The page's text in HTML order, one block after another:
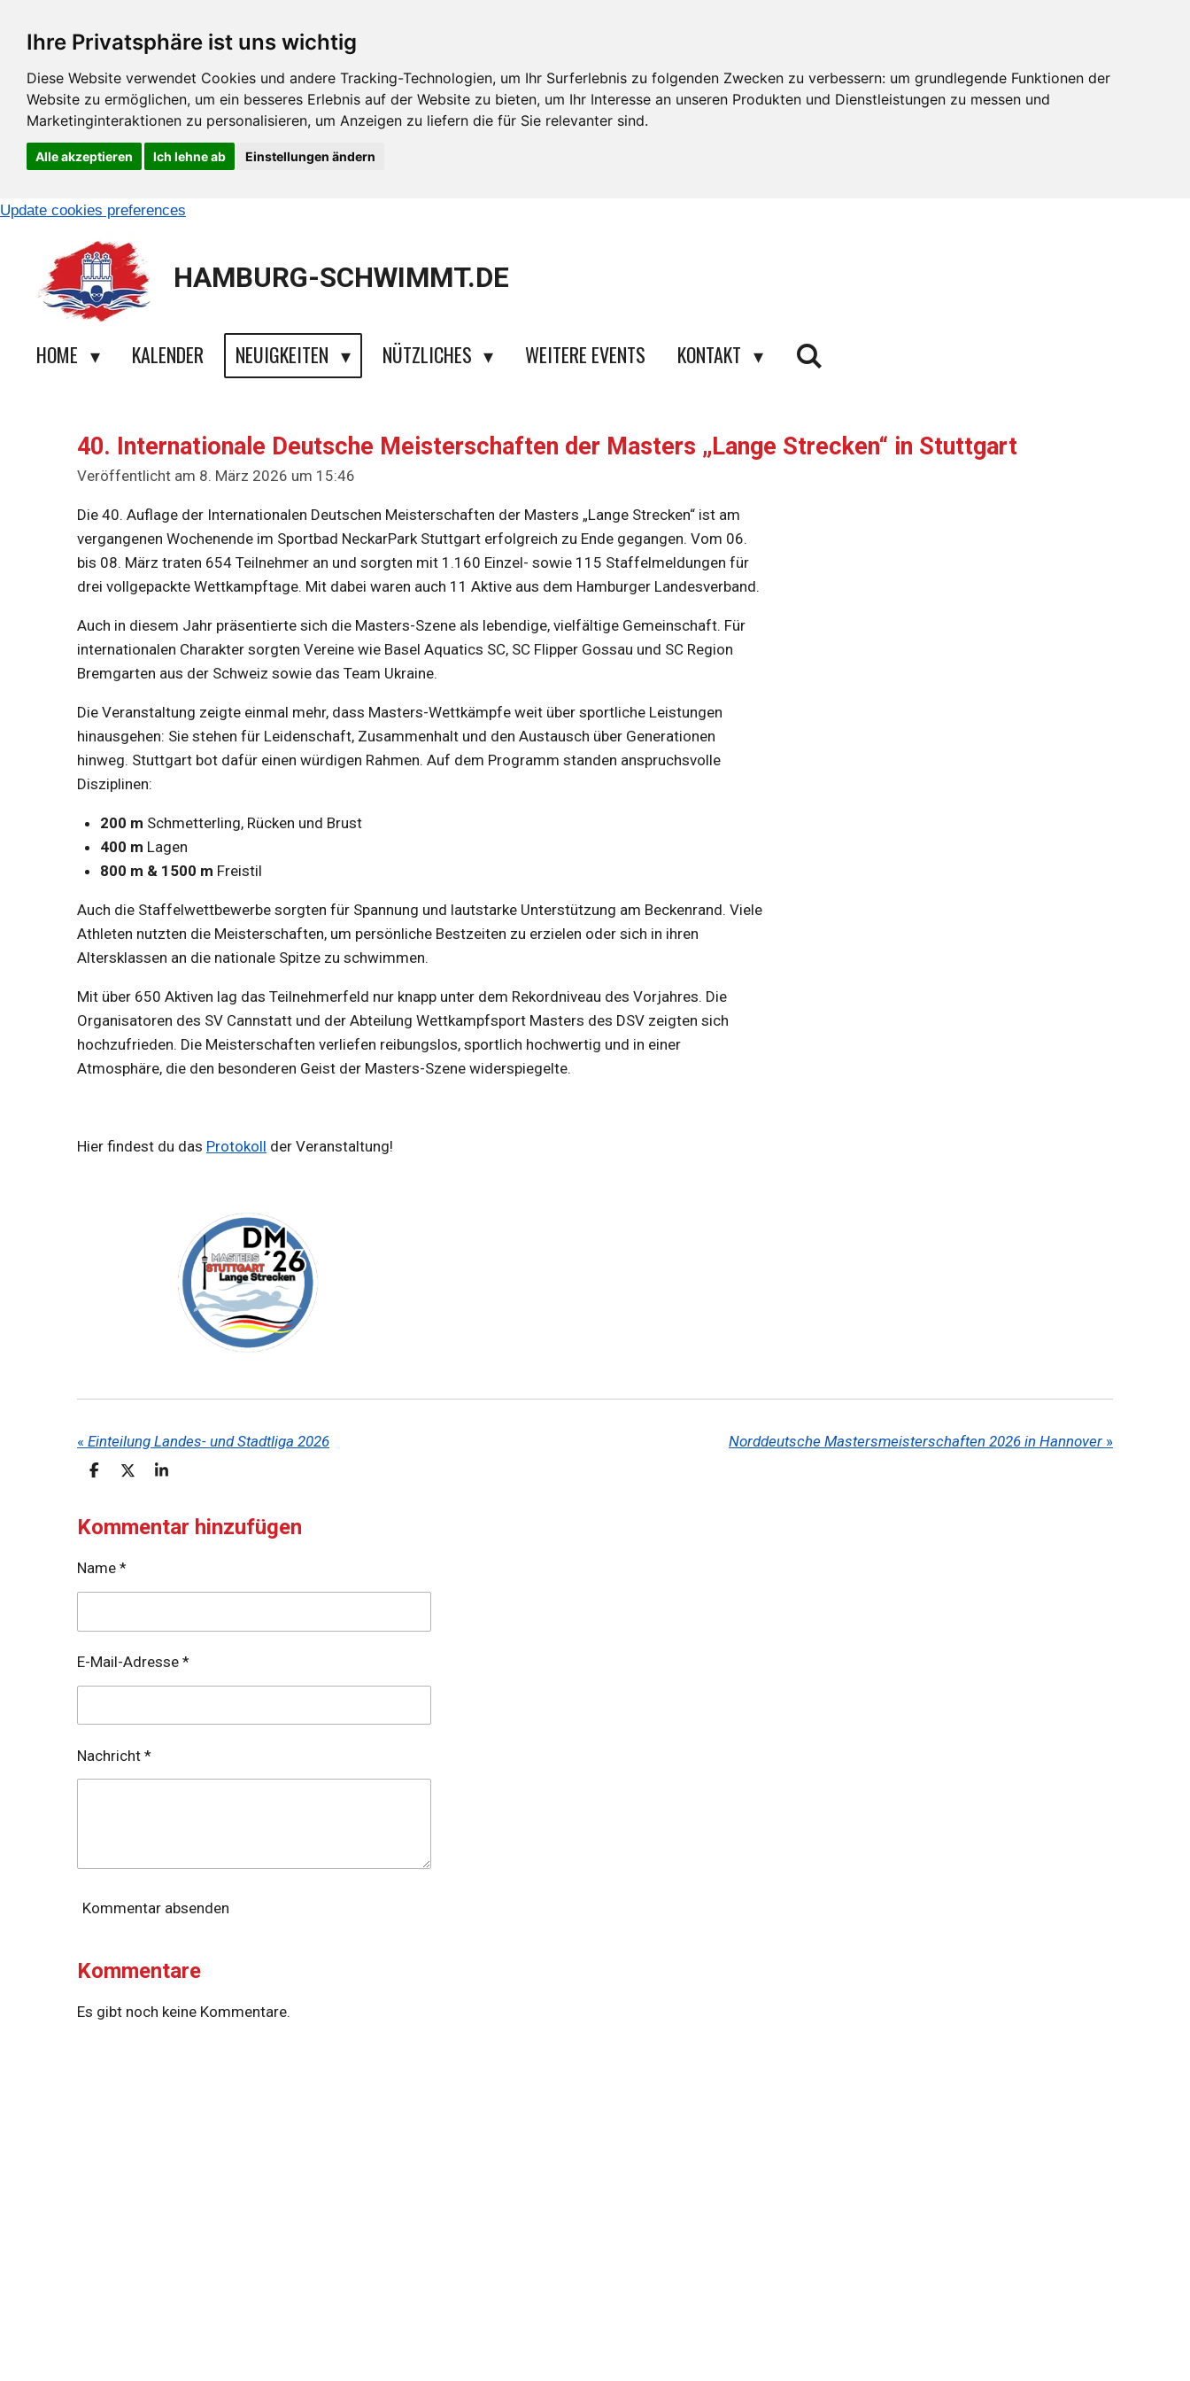
Ihre Privatsphäre ist uns wichtig
Diese Website verwendet Cookies und andere Tracking-Technologien, um Ihr Surferlebnis zu folgenden Zwecken zu verbessern: um grundlegende Funktionen der
Website zu ermöglichen, um ein besseres Erlebnis auf der Website zu bieten, um Ihr Interesse an unseren Produkten und Dienstleistungen zu messen und
Marketinginteraktionen zu personalisieren, um Anzeigen zu liefern die für Sie relevanter sind.
Alle akzeptieren Ich lehne ab Einstellungen ändern
Update cookies preferences
Hauptinhalt
HAMBURG-SCHWIMMT.DE
HOME KALENDER NEUIGKEITEN NÜTZLICHES WEITERE EVENTS KONTAKT
40. Internationale Deutsche Meisterschaften der Masters „Lange Strecken“ in Stuttgart
Veröffentlicht am 8. März 2026 um 15:46
Die 40. Auflage der Internationalen Deutschen Meisterschaften der Masters „Lange Strecken“ ist am
vergangenen Wochenende im Sportbad NeckarPark Stuttgart erfolgreich zu Ende gegangen. Vom 06.
bis 08. März traten 654 Teilnehmer an und sorgten mit 1.160 Einzel- sowie 115 Staffelmeldungen für
drei vollgepackte Wettkampftage. Mit dabei waren auch 11 Aktive aus dem Hamburger Landesverband.
Auch in diesem Jahr präsentierte sich die Masters-Szene als lebendige, vielfältige Gemeinschaft. Für
internationalen Charakter sorgten Vereine wie Basel Aquatics SC, SC Flipper Gossau und SC Region
Bremgarten aus der Schweiz sowie das Team Ukraine.
Die Veranstaltung zeigte einmal mehr, dass Masters-Wettkämpfe weit über sportliche Leistungen
hinausgehen: Sie stehen für Leidenschaft, Zusammenhalt und den Austausch über Generationen
hinweg. Stuttgart bot dafür einen würdigen Rahmen. Auf dem Programm standen anspruchsvolle
Disziplinen:
200 m Schmetterling, Rücken und Brust
400 m Lagen
800 m & 1500 m Freistil
Auch die Staffelwettbewerbe sorgten für Spannung und lautstarke Unterstützung am Beckenrand. Viele
Athleten nutzten die Meisterschaften, um persönliche Bestzeiten zu erzielen oder sich in ihren
Altersklassen an die nationale Spitze zu schwimmen.
Mit über 650 Aktiven lag das Teilnehmerfeld nur knapp unter dem Rekordniveau des Vorjahres. Die
Organisatoren des SV Cannstatt und der Abteilung Wettkampfsport Masters des DSV zeigten sich
hochzufrieden. Die Meisterschaften verliefen reibungslos, sportlich hochwertig und in einer
Atmosphäre, die den besonderen Geist der Masters-Szene widerspiegelte.
Hier findest du das Protokoll der Veranstaltung!
« Einteilung Landes- und Stadtliga 2026 Norddeutsche Mastersmeisterschaften 2026 in Hannover »
T
l
e
T
l
e
T
l
e
Kommentar hinzufügen
Name *
E-Mail-Adresse *
Nachricht *
Kommentar absenden
Kommentare
Es gibt noch keine Kommentare.